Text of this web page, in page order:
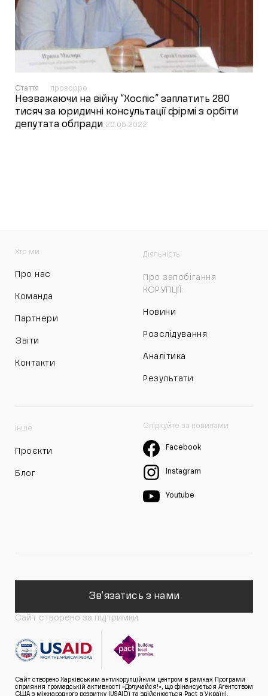
Стаття прозорро
Незважаючи на війну “Хоспіс” заплатить 280
тисяч за юридичні консультації фірмі з орбіти
депутата облради 20.05.2022
Хто ми
Про нас
Команда
Партнери
Звіти
Контакти
Діяльність
Про запобігання
КОРУПЦІЇ:
Новини
Розслідування
Аналітика
Результати
Інше
Проєкти
Блог
Слідкуйте за новинами
Facebook
Instagram
Youtube
Зв'язатись з нами
Сайт створено за підтримки
Сайт створено Харківським антикорупційним центром в рамках Програми
сприяння громадській активності «Долучайся!», що фінансується Агентством
США з міжнародного розвитку (USAID) та здійснюється Pact в Україні.